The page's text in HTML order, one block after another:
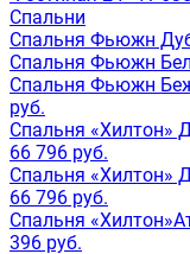
Спальни
Спальня Фьюжн
Спальня Фьюжн
Спальня Фьюжн
руб.
Спальня «Хилтон»
66 796 руб.
Спальня «Хилтон»
66 796 руб.
Спальня
396 руб.